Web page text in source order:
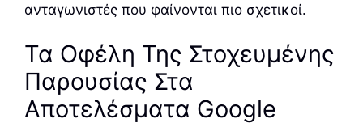
ανταγωνιστές που φαίνονται πιο σχετικοί.
Τα Οφέλη Της Στοχευμένης
Παρουσίας Στα
Αποτελέσματα Google